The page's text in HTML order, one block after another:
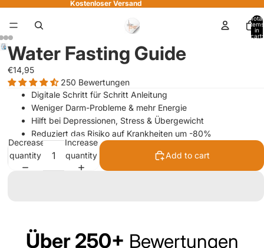
Kostenloser Versand
Total
items
in
cart:
Play
video
Water Fasting Guide
€14,95
250 Bewertungen
Digitale Schritt für Schritt Anleitung
Weniger Darm-Probleme & mehr Energie
Hilft bei Depressionen, Stress & Übergewicht
Reduziert das Risiko auf Krankheiten um -80%
Decrease
quantity
Increase
quantity
Add to cart
Über 250+ Bewertungen